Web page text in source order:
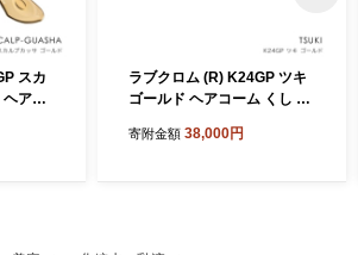
スカ
アコ
アケ
ラブクロム (R) K24GP ツキ
ゴールド ヘアコーム くし コ
や ヘアケア 駒ヶ根市
寄附金額 38,000円